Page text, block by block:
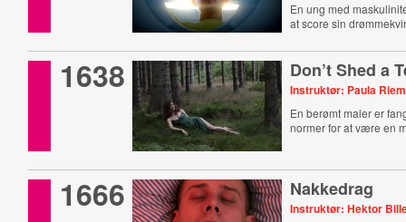
En ung med
at score sin
1638 Don’t Shed a
Instruktør: Paula
En berømt maler er
normer for at være en
1666 Nakkedrag
Instruktør: Hektor